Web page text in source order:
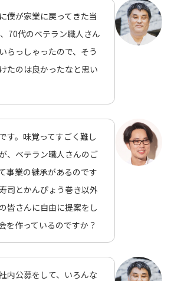
僕が家業に戻ってきた当
70代のベテラン職人さん
らっしゃったので、そう
たのは良かったなと思い
す。味覚ってすごく難し
、ベテラン職人さんのご
事業の継承があるのです
司とかんぴょう巻き以外
皆さんに自由に提案をし
を作っているのですか？
内公募をして、いろんな